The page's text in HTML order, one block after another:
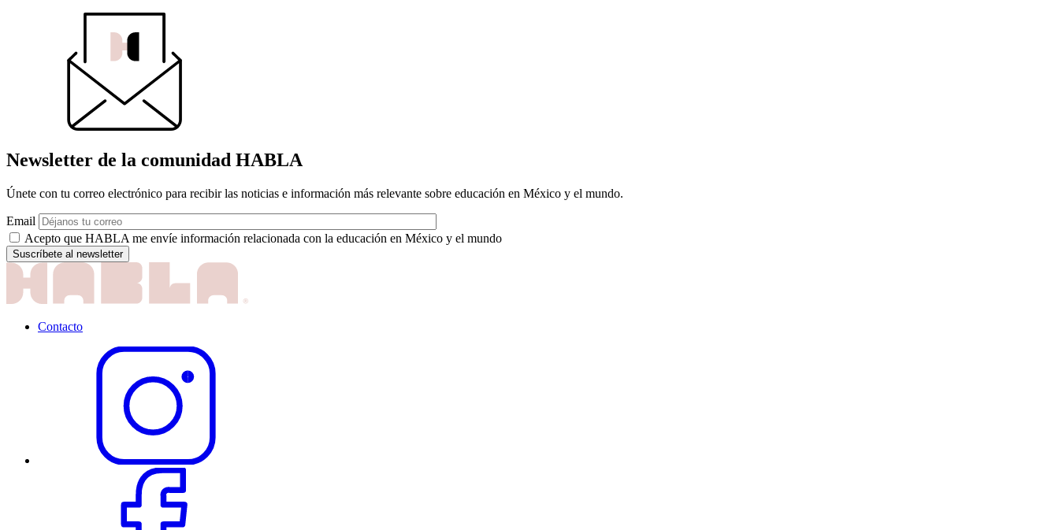
Newsletter de la comunidad HABLA
Únete con tu correo electrónico para recibir las noticias e información más relevante sobre educación en México y el mundo.
Email
Acepto que HABLA me envíe información relacionada con la educación en México y el mundo
Contacto